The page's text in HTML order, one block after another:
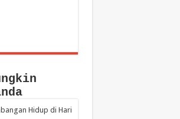
Hidup di Hari